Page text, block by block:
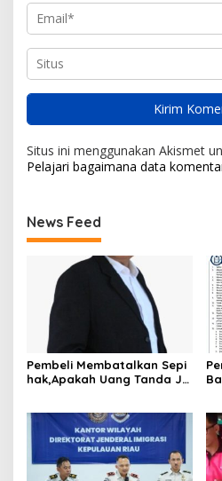
Situs ini menggunakan Akismet
Pelajari bagaimana data
News Feed
Pembeli Membatalkan Sepi
hak,Apakah Uang Tanda Ja